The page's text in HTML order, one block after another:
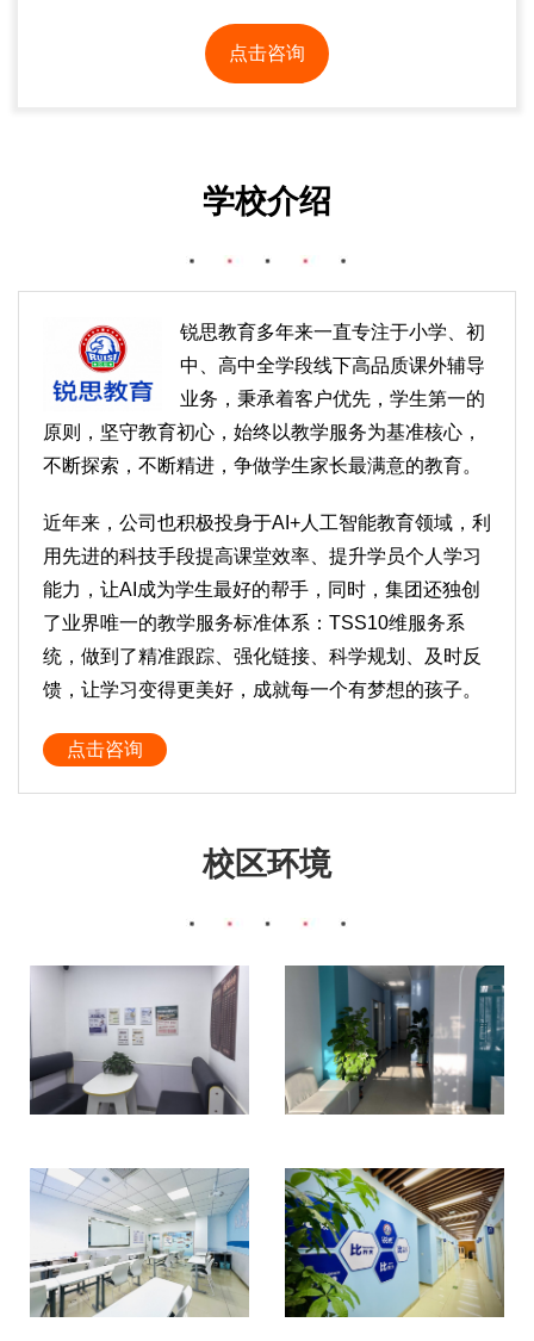
点击咨询
学校介绍
锐思教育多年来一直专注于小学、初
中、高中全学段线下高品质课外辅导
业务​，​秉承着客户优先，学生第一的
原则，坚守教育初心，始终以教学服务为基准核心，
不断探索，不断精进，争做学生家长最满意的教育。
近年来，公司也积极投身于AI+人工智能教育领域，利
用先进的科技手段提高课堂效率、提升学员个人学习
能力，让AI成为学生最好的帮手，同时，集团还独创
了业界唯一的教学服务标准体系：TSS10维服务系
统，做到了精准跟踪、强化链接、科学规划、及时反
馈，让学习变得更美好，成就每一个有梦想的孩子。
点击咨询
校区环境